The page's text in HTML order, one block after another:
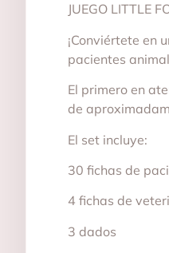
JUEGO LITTLE
¡Conviértete en
pacientes
El primero en
de
El set incluye:
30 fichas de
4 fichas de
3 dados